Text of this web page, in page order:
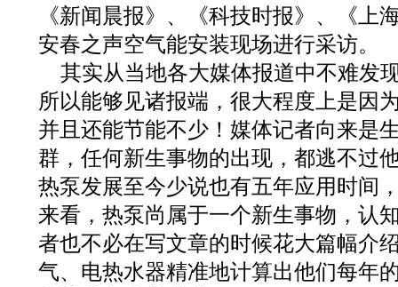
《新闻晨报》、《科技时报》、《上
安春之声空气能安装现场进行采访。
其实从当地各大媒体报道中不难发
所以能够见诸报端，很大程度上是因
并且还能节能不少！媒体记者向来是
群，任何新生事物的出现，都逃不过
热泵发展至今少说也有五年应用时间
来看，热泵尚属于一个新生事物，认
者也不必在写文章的时候花大篇幅介
气、电热水器精准地计算出他们每年